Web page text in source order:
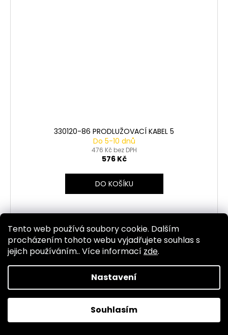
Tento web používá soubory cookie. Dalším
procházením tohoto webu vyjadřujete souhlas s
jejich používáním.. Více informací zde.
Nastavení
Souhlasím
330120-86 PRODLUŽOVACÍ KABEL 5
Do 5-10 dnů
476 Kč bez DPH
576 Kč
DO KOŠÍKU